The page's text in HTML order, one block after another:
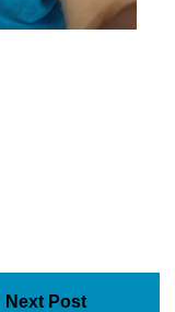
Next Post